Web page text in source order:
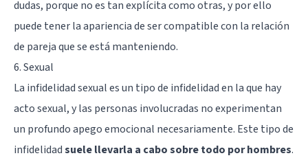
dudas, porque no es tan explícita como otras, y por ello
puede tener la apariencia de ser compatible con la relación
de pareja que se está manteniendo.
6. Sexual
La infidelidad sexual es un tipo de infidelidad en la que hay
acto sexual, y las personas involucradas no experimentan
un profundo apego emocional necesariamente. Este tipo de
infidelidadsuele llevarla a cabo sobre todo por hombres.